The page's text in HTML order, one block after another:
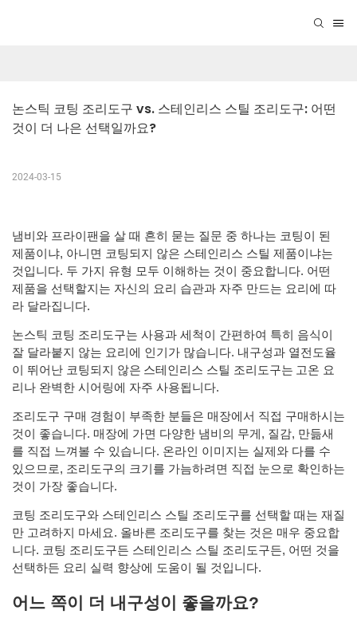
논스틱 코팅 조리도구 vs. 스테인리스 스틸 조리도구: 어떤
것이 더 나은 선택일까요?
2024-03-15
냄비와 프라이팬을 살 때 흔히 묻는 질문 중 하나는 코팅이 된
제품이냐, 아니면 코팅되지 않은 스테인리스 스틸 제품이냐는
것입니다. 두 가지 유형 모두 이해하는 것이 중요합니다. 어떤
제품을 선택할지는 자신의 요리 습관과 자주 만드는 요리에 따
라 달라집니다.
논스틱 코팅 조리도구는 사용과 세척이 간편하여 특히 음식이
잘 달라붙지 않는 요리에 인기가 많습니다. 내구성과 열전도율
이 뛰어난 코팅되지 않은 스테인리스 스틸 조리도구는 고온 요
리나 완벽한 시어링에 자주 사용됩니다.
조리도구 구매 경험이 부족한 분들은 매장에서 직접 구매하시는
것이 좋습니다. 매장에 가면 다양한 냄비의 무게, 질감, 만듦새
를 직접 느껴볼 수 있습니다. 온라인 이미지는 실제와 다를 수
있으므로, 조리도구의 크기를 가늠하려면 직접 눈으로 확인하는
것이 가장 좋습니다.
코팅 조리도구와 스테인리스 스틸 조리도구를 선택할 때는 재질
만 고려하지 마세요. 올바른 조리도구를 찾는 것은 매우 중요합
니다. 코팅 조리도구든 스테인리스 스틸 조리도구든, 어떤 것을
선택하든 요리 실력 향상에 도움이 될 것입니다.
어느 쪽이 더 내구성이 좋을까요?